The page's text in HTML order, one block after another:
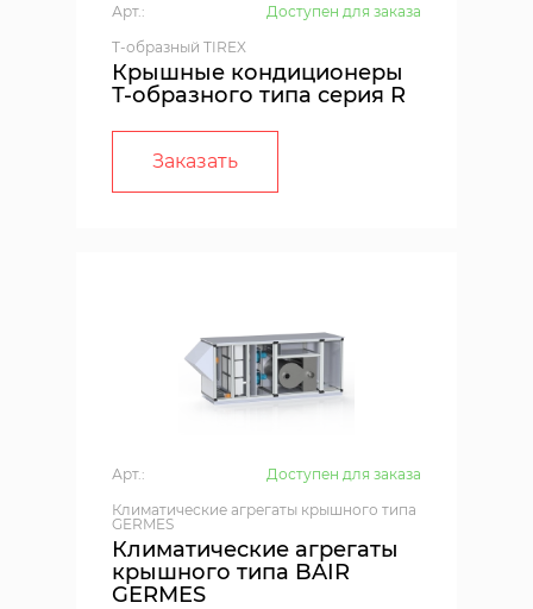
Арт.:
Доступен для заказа
T-образный TIREX
Крышные кондиционеры
Т-образного типа серия R
Заказать
Арт.:
Доступен для заказа
Климатические агрегаты крышного типа
GERMES
Климатические агрегаты
крышного типа BAIR
GERMES